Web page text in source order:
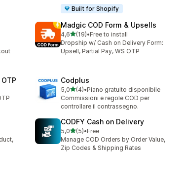
Built for Shopify
Madgic COD Form & Upsells
4,6na 5 gwiazdek
(19)
Łączna liczba recenzji: 19
•Free to install
Dropship w/ Cash on Delivery Form:
Upsell, Partial Pay, WS OTP
Codplus
5,0na 5 gwiazdek
(4)
Łączna liczba recenzji: 4
•Piano gratuito disponibile
Commissioni e regole COD per
controllare il contrassegno.
CODFY Cash on Delivery
5,0na 5 gwiazdek
(5)
Łączna liczba recenzji: 5
•Free
Manage COD Orders by Order Value,
Zip Codes & Shipping Rates